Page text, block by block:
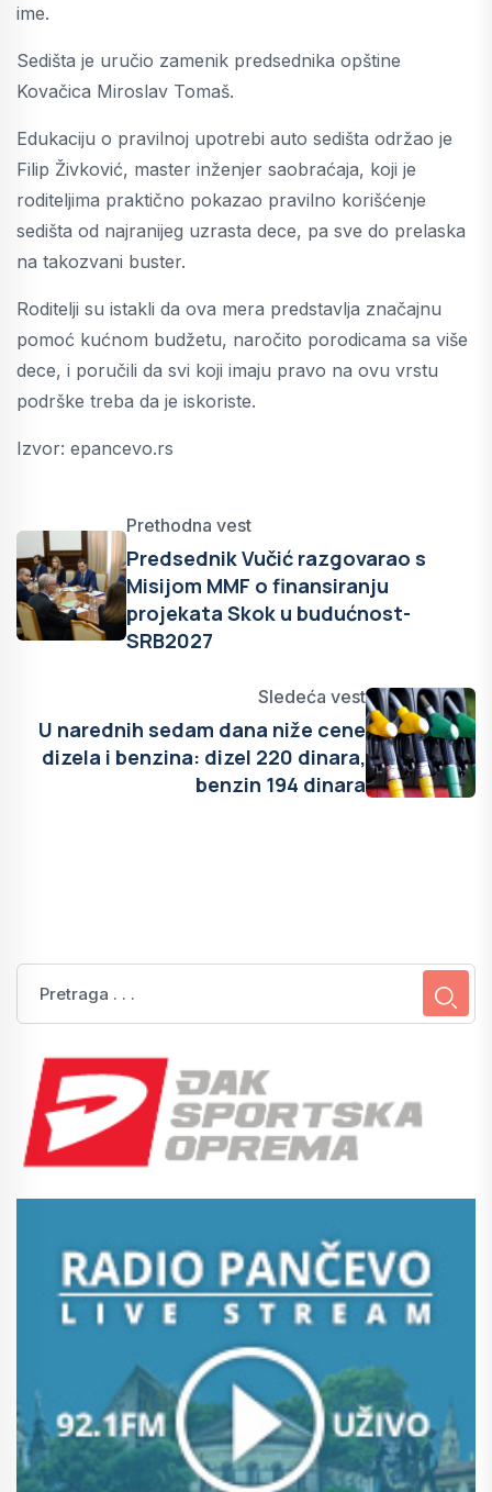
ime.
Sedišta je uručio zamenik predsednika opštine
Kovačica Miroslav Tomaš.
Edukaciju o pravilnoj upotrebi auto sedišta održao je
Filip Živković, master inženjer saobraćaja, koji je
roditeljima praktično pokazao pravilno korišćenje
sedišta od najranijeg uzrasta dece, pa sve do prelaska
na takozvani buster.
Roditelji su istakli da ova mera predstavlja značajnu
pomoć kućnom budžetu, naročito porodicama sa više
dece, i poručili da svi koji imaju pravo na ovu vrstu
podrške treba da je iskoriste.
Izvor: epancevo.rs
Prethodna vest
Predsednik Vučić razgovarao s
Misijom MMF o finansiranju
projekata Skok u budućnost-
SRB2027
Sledeća vest
U narednih sedam dana niže cene
dizela i benzina: dizel 220 dinara,
benzin 194 dinara